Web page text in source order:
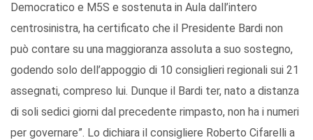
Democratico e M5S e sostenuta in Aula dall’intero
centrosinistra, ha certificato che il Presidente Bardi non
può contare su una maggioranza assoluta a suo sostegno,
godendo solo dell’appoggio di 10 consiglieri regionali sui 21
assegnati, compreso lui. Dunque il Bardi ter, nato a distanza
di soli sedici giorni dal precedente rimpasto, non ha i numeri
per governare”. Lo dichiara il consigliere Roberto Cifarelli a